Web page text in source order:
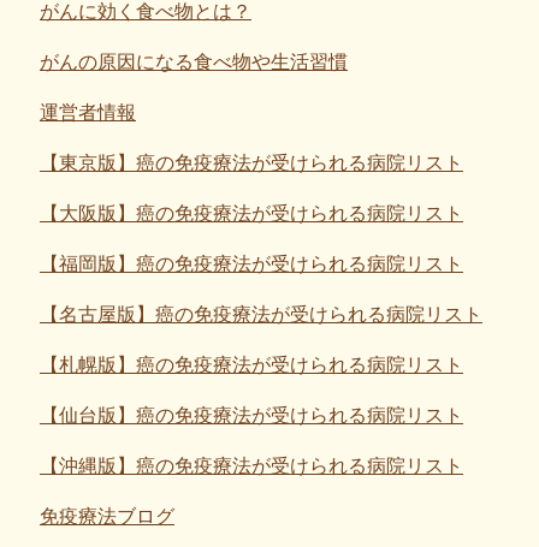
がんに効く食べ物とは？
がんの原因になる食べ物や生活習慣
運営者情報
【東京版】癌の免疫療法が受けられる病院リスト
【大阪版】癌の免疫療法が受けられる病院リスト
【福岡版】癌の免疫療法が受けられる病院リスト
【名古屋版】癌の免疫療法が受けられる病院リスト
【札幌版】癌の免疫療法が受けられる病院リスト
【仙台版】癌の免疫療法が受けられる病院リスト
【沖縄版】癌の免疫療法が受けられる病院リスト
免疫療法ブログ